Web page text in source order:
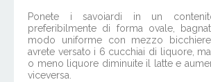
Ponete i savoiardi in un
preferibilmente di forma ovale,
modo uniforme con mezzo
avrete versato i 6 cucchiai di liquore,
o meno liquore diminuite il latte e
viceversa.